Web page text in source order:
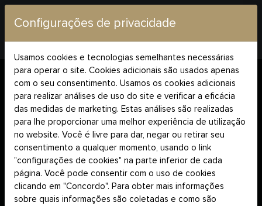
Casa Nossos intervalos
Configurações de privacidade
Usamos cookies e tecnologias semelhantes necessárias
para operar o site. Cookies adicionais são usados apenas
com o seu consentimento. Usamos os cookies adicionais
para realizar análises de uso do site e verificar a eficácia
das medidas de marketing. Estas análises são realizadas
para lhe proporcionar uma melhor experiência de utilização
no website. Você é livre para dar, negar ou retirar seu
consentimento a qualquer momento, usando o link
"configurações de cookies" na parte inferior de cada
página. Você pode consentir com o uso de cookies
clicando em "Concordo". Para obter mais informações
sobre quais informações são coletadas e como são